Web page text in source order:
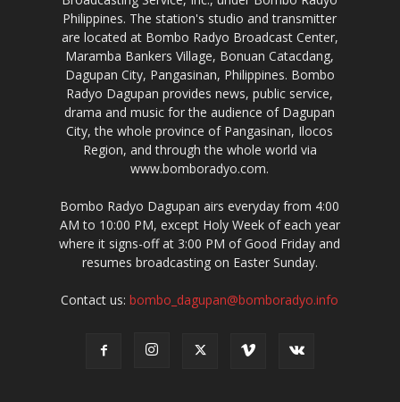
Philippines. The station's studio and transmitter
are located at Bombo Radyo Broadcast Center,
Maramba Bankers Village, Bonuan Catacdang,
Dagupan City, Pangasinan, Philippines. Bombo
Radyo Dagupan provides news, public service,
drama and music for the audience of Dagupan
City, the whole province of Pangasinan, Ilocos
Region, and through the whole world via
www.bomboradyo.com.
Bombo Radyo Dagupan airs everyday from 4:00
AM to 10:00 PM, except Holy Week of each year
where it signs-off at 3:00 PM of Good Friday and
resumes broadcasting on Easter Sunday.
Contact us:bombo_dagupan@bomboradyo.info